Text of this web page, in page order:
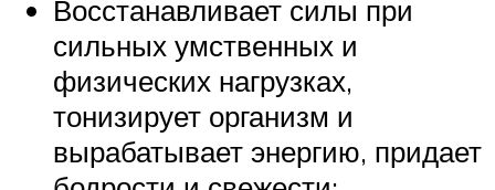
Восстанавливает силы при
сильных умственных и
физических нагрузках,
тонизирует организм и
вырабатывает энергию, придает